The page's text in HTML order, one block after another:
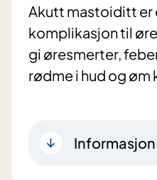
Akutt mastoiditt er
komplikasjon til
gi øresmerter,
rødme i hud og øm